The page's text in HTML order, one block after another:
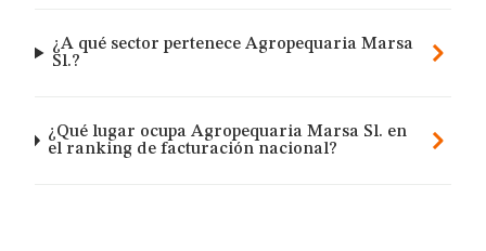
¿A qué sector pertenece Agropequaria Marsa
Sl.?
¿Qué lugar ocupa Agropequaria Marsa Sl. en
el ranking de facturación nacional?